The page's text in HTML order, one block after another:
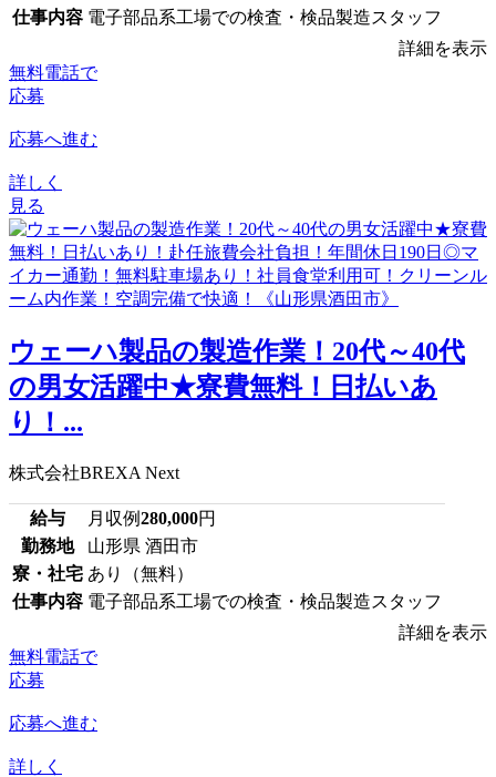
仕事内容 電子部品系工場での検査・検品製造スタッフ
詳細を表示
無料電話で
応募
応募へ進む
詳しく
見る
ウェーハ製品の製造作業！20代～40代
の男女活躍中★寮費無料！日払いあ
り！...
株式会社BREXA Next
給与 月収例280,000円
勤務地
山形県 酒田市
寮・社宅 あり（無料）
仕事内容 電子部品系工場での検査・検品製造スタッフ
詳細を表示
無料電話で
応募
応募へ進む
詳しく